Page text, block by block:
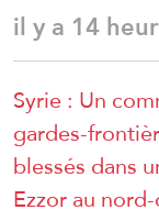
il y a 14
Syrie : Un
gardes-
blessés dans
Ezzor au